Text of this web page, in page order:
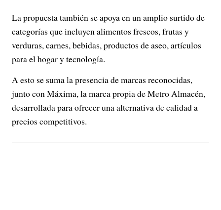
La propuesta también se apoya en un amplio surtido de
categorías que incluyen alimentos frescos, frutas y
verduras, carnes, bebidas, productos de aseo, artículos
para el hogar y tecnología.
A esto se suma la presencia de marcas reconocidas,
junto con Máxima, la marca propia de Metro Almacén,
desarrollada para ofrecer una alternativa de calidad a
precios competitivos.